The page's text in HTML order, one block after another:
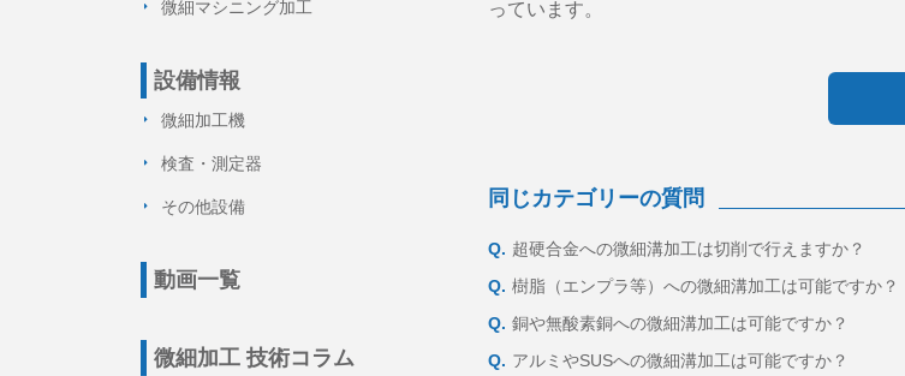
っています。
同じカテゴリーの質問
Q. 超硬合金への微細溝加工は切削で行えますか？
Q. 樹脂（エンプラ等）への微細溝加工は可能ですか？
Q. 銅や無酸素銅への微細溝加工は可能ですか？
Q. アルミやSUSへの微細溝加工は可能ですか？
微細マシニング加工
設備情報
微細加工機
検査・測定器
その他設備
動画一覧
微細加工 技術コラム